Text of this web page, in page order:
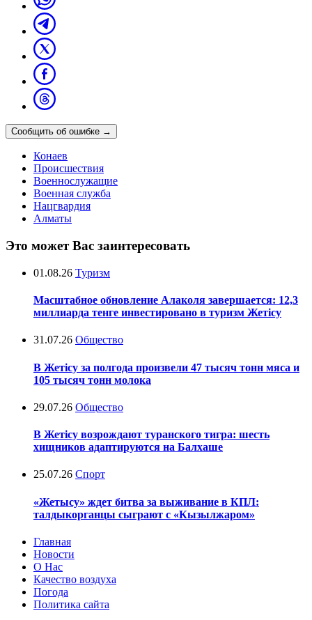
Сообщить об ошибке →
Конаев
Происшествия
Военнослужащие
Военная служба
Нацгвардия
Алматы
Это может Вас заинтересовать
01.08.26 Туризм
Масштабное обновление Алаколя завершается: 12,3
миллиарда тенге инвестировано в туризм Жетісу
31.07.26 Общество
В Жетісу за полгода произвели 47 тысяч тонн мяса и
105 тысяч тонн молока
29.07.26 Общество
В Жетісу возрождают туранского тигра: шесть
хищников адаптируются на Балхаше
25.07.26 Спорт
«Жетысу» ждет битва за выживание в КПЛ:
талдыкорганцы сыграют с «Кызылжаром»
Главная
Новости
О Нас
Качество воздуха
Погода
Политика сайта